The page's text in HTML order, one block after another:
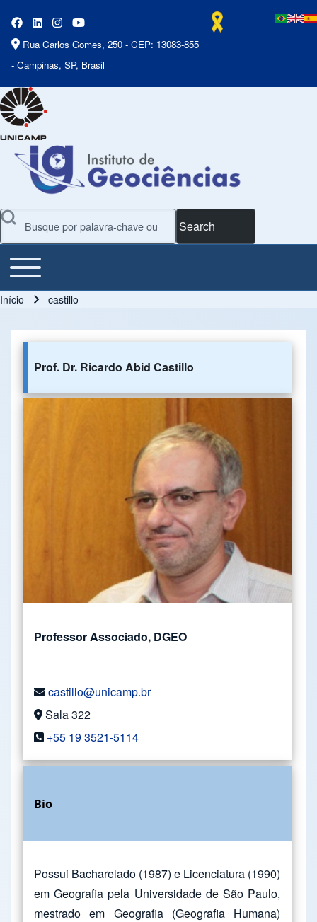
Rua Carlos Gomes, 250 - CEP: 13083-855
- Campinas, SP, Brasil
Search
Main Menu
Toggle main menu
Início castillo
Prof. Dr. Ricardo Abid Castillo
Professor Associado, DGEO
castillo@unicamp.br
Sala 322
+55 19 3521-5114
Bio
Possui Bacharelado (1987) e Licenciatura (1990)
em Geografia pela Universidade de São Paulo,
mestrado em Geografia (Geografia Humana)